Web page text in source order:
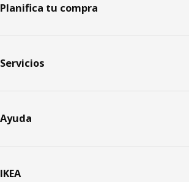
Planifica tu compra
Servicios
Ayuda
IKEA